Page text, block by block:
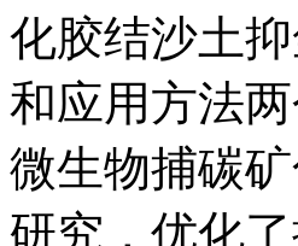
化胶结沙土
和应用方法
微生物捕碳
研究，优化